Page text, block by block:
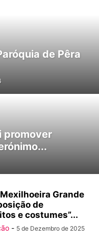
de Pêra
promover
Grande
de
e costumes”...
- 5 de Dezembro de 2025